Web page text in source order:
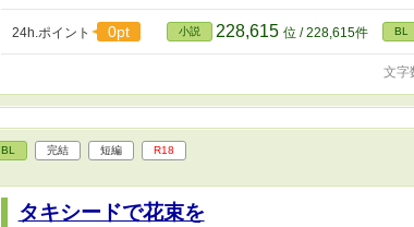
24h.ポイント 0pt 小説 228,615 位 / 228,615件 BL
文字
BL 完結 短編 R18
タキシードで花束を